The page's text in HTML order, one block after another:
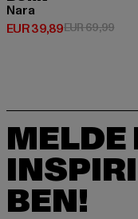
Nara
EUR 39,89
Derzeitiger Preis: EUR
EUR 69,99
MELDE
BEN!